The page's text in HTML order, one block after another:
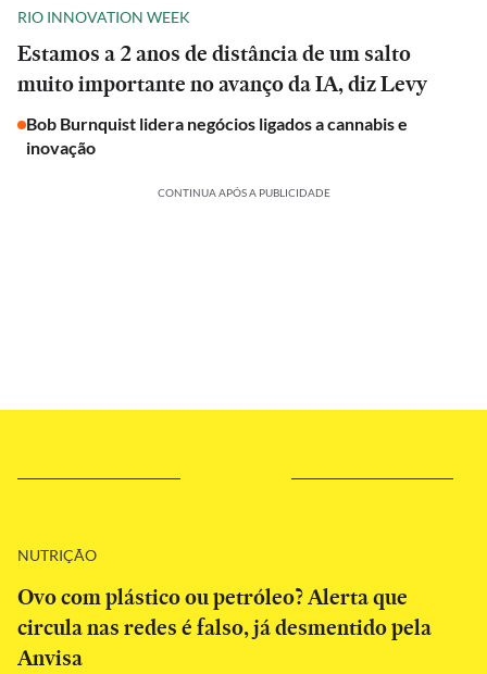
RIO INNOVATION WEEK
Estamos a 2 anos de distância de um salto
muito importante no avanço da IA, diz Levy
Bob Burnquist lidera negócios ligados a cannabis e
inovação
CONTINUA APÓS A PUBLICIDADE
NUTRIÇÃO
Ovo com plástico ou petróleo? Alerta que
circula nas redes é falso, já desmentido pela
Anvisa